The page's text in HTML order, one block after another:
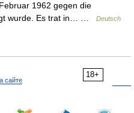
1962 gegen die
wurde. Es trat in… …
Deutsch
18+
сайте